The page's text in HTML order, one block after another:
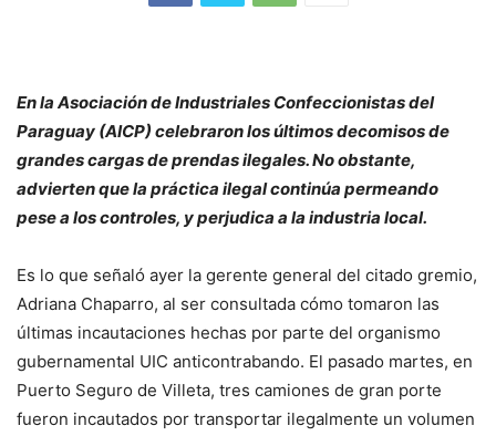
En la Asociación de Industriales Confeccionistas del
Paraguay (AICP) celebraron los últimos decomisos de
grandes cargas de prendas ilegales. No obstante,
advierten que la práctica ilegal continúa permeando
pese a los controles, y perjudica a la industria local.
Es lo que señaló ayer la gerente general del citado gremio,
Adriana Chaparro, al ser consultada cómo tomaron las
últimas incautaciones hechas por parte del organismo
gubernamental UIC anticontrabando. El pasado martes, en
Puerto Seguro de Villeta, tres camiones de gran porte
fueron incautados por transportar ilegalmente un volumen